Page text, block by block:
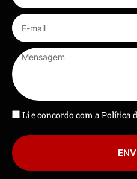
Li e concordo com a Política